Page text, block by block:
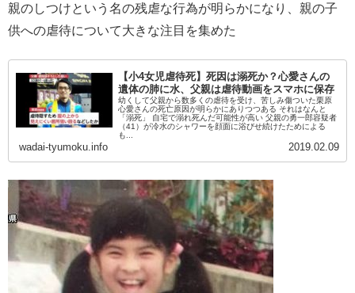
親のしつけという名の残虐な行為が明らかになり、親の子
供への虐待について大きな注目を集めた
【小4女児虐待死】死因は溺死か？心愛さんの
遺体の肺に水、父親は虐待動画をスマホに保存
幼くして父親から数多くの虐待を受け、苦しみ傷ついた栗原
心愛さんの死亡原因が明らかにありつつある それはなんと
「溺死」 自宅で溺れ死んだ可能性が高い 父親の勇一郎容疑者
（41）が冷水のシャワーを顔面に浴びせ続けたためによる
も...
wadai-tyumoku.info 2019.02.09